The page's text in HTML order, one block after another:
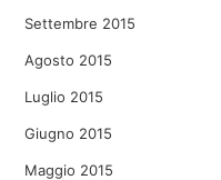
Settembre 2015
Agosto 2015
Luglio 2015
Giugno 2015
Maggio 2015